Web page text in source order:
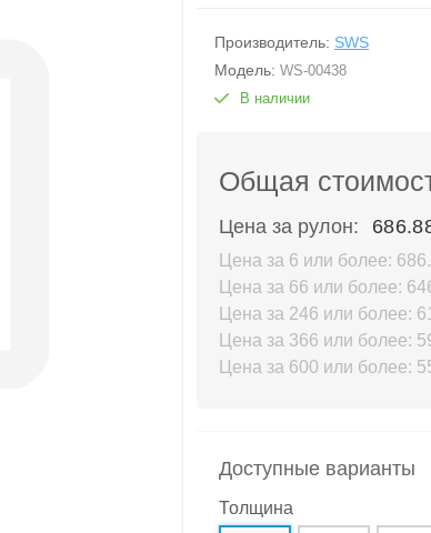
Производитель: SWS
Модель: WS-00438
В наличии
Общая
Цена за рулон:
Цена за 6 или более:
Цена за 66 или более:
Цена за 246 или более:
Цена за 366 или более:
Цена за 600 или более:
Доступные варианты
Толщина